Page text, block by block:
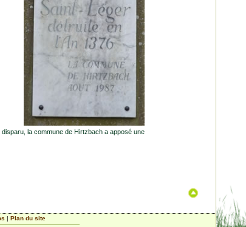
la commune de Hirtzbach a apposé une
| Plan du site